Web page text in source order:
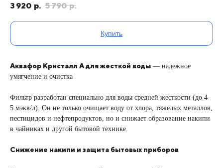
3 920 р. 5 790 р.
Купить
Аквафор Кристалл А для жесткой воды — надежное
умягчение и очистка
Фильтр разработан специально для воды средней жесткости (до 4–
5 мэкв/л). Он не только очищает воду от хлора, тяжелых металлов,
пестицидов и нефтепродуктов, но и снижает образование накипи
в чайниках и другой бытовой технике.
Снижение накипи и защита бытовых приборов